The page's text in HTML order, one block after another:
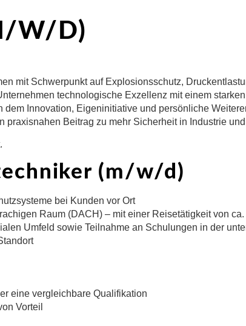
W/D)
mit Schwerpunkt auf Explosionsschutz,
technologische Exzellenz mit einem
Innovation, Eigeninitiative und persönliche
Beitrag zu mehr Sicherheit in Industrie
(m/w/d)
bei Kunden vor Ort
Raum (DACH) – mit einer Reisetätigkeit von
Umfeld sowie Teilnahme an Schulungen in der
eine vergleichbare Qualifikation
Vorteil